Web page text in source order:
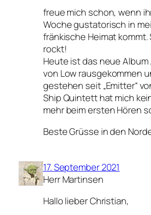
freue mich schon, wenn
Woche gustatorisch in
fränkische Heimat kommt.
rockt!
Heute ist das neue Album
von Low rausgekommen
gestehen seit „Emitter“
Ship Quintett hat mich
mehr beim ersten Hören
Beste Grüsse in den
17. September 2021
Herr Martinsen
Hallo lieber Christian,